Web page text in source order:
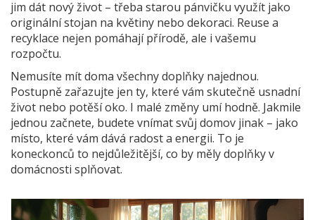
jim dát nový život – třeba starou pánvičku využít jako
originální stojan na květiny nebo dekoraci. Reuse a
recyklace nejen pomáhají přírodě, ale i vašemu
rozpočtu.
Nemusíte mít doma všechny doplňky najednou.
Postupně zařazujte jen ty, které vám skutečně usnadní
život nebo potěší oko. I malé změny umí hodně. Jakmile
jednou začnete, budete vnímat svůj domov jinak – jako
místo, které vám dává radost a energii. To je
koneckonců to nejdůležitější, co by měly doplňky v
domácnosti splňovat.